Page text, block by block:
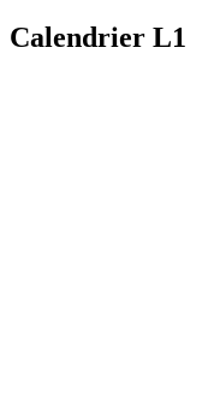
Calendrier L1